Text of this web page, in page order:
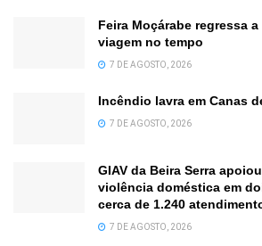
Feira Moçárabe regressa
viagem no tempo
7 DE AGOSTO, 2026
Incêndio lavra em Canas
7 DE AGOSTO, 2026
GIAV da Beira Serra
violência doméstica em
cerca de 1.240
7 DE AGOSTO, 2026